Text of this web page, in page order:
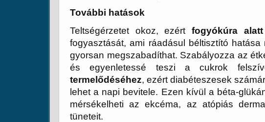
További hatások
Teltségérzetet okoz, ezértfogyókúra alatt
fogyasztását, ami ráadásul béltisztító
gyorsan megszabadíthat. Szabályozza az
és egyenletessé teszi a cukrok
termelődéséhez, ezért diabéteszesek
lehet a napi bevitele. Ezen kívül a béta-
mérsékelheti az ekcéma, az atópiás
tüneteit.